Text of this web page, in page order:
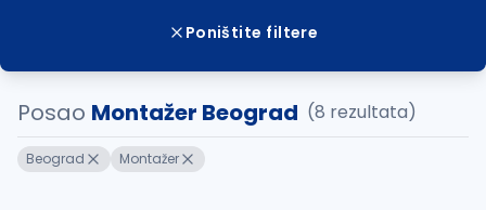
Poništite filtere
Posao Montažer Beograd (8 rezultata)
Beograd Montažer